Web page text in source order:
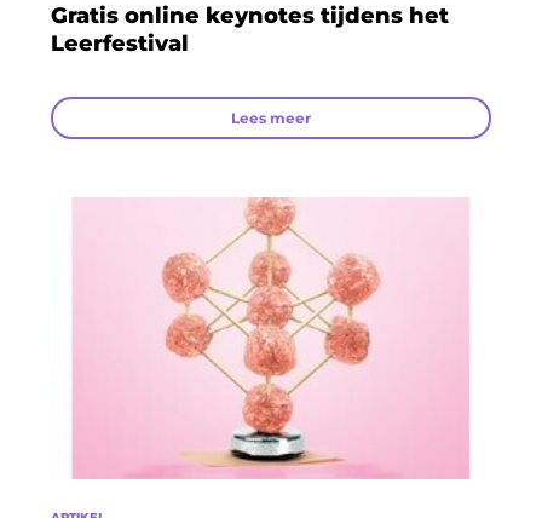
Gratis online keynotes tijdens het
Leerfestival
Lees meer